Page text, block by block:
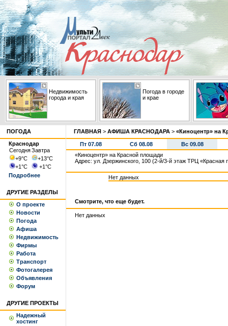
Недвижимость
города и края
Погода в городе
и крае
ПОГОДА
Краснодар
СегодняЗавтра
+9°С +13°С
+1°С +1°С
Подробнее
ДРУГИЕ РАЗДЕЛЫ
О проекте
Новости
Погода
Афиша
Недвижимость
Фирмы
Работа
Транспорт
Фотогалерея
Объявления
Форум
ДРУГИЕ ПРОЕКТЫ
Надежный
хостинг
ГЛАВНАЯ > АФИША КРАСНОДАРА > «Киноцентр» на
Пт 07.08 Сб 08.08
Вс 09.08
«Киноцентр» на Красной площади
Адрес: ул. Дзержинского, 100 (2-й/3-й этаж ТРЦ «Красная
Нет данных
Смотрите, что еще будет.
Нет данных